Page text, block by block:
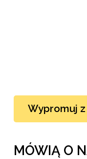
Wypromuj z
MÓWIĄ O